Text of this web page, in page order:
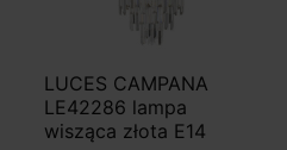
LUCES CAMPANA
LE42286 lampa
wisząca złota E14